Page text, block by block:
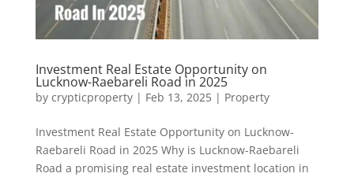
Investment Real Estate Opportunity on
Lucknow-Raebareli Road in 2025
by crypticproperty| Feb 13, 2025| Property
Investment Real Estate Opportunity on Lucknow-
Raebareli Road in 2025 Why is Lucknow-Raebareli
Road a promising real estate investment location in